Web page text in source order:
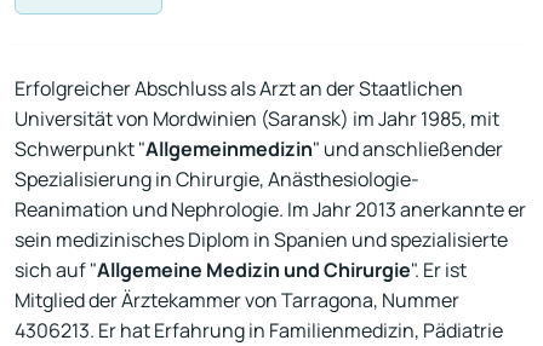
Erfolgreicher Abschluss als Arzt an der Staatlichen
Universität von Mordwinien (Saransk) im Jahr 1985, mit
Schwerpunkt "Allgemeinmedizin" und anschließender
Spezialisierung in Chirurgie, Anästhesiologie-
Reanimation und Nephrologie. Im Jahr 2013 anerkannte er
sein medizinisches Diplom in Spanien und spezialisierte
sich auf "Allgemeine Medizin und Chirurgie". Er ist
Mitglied der Ärztekammer von Tarragona, Nummer
4306213. Er hat Erfahrung in Familienmedizin, Pädiatrie